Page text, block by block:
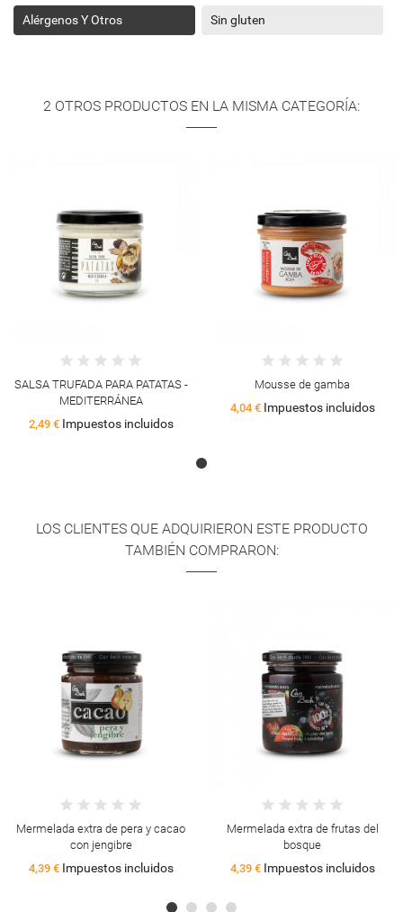
Alérgenos Y Otros Sin gluten
2 OTROS PRODUCTOS EN LA MISMA CATEGORÍA:
SALSA TRUFADA PARA PATATAS -
MEDITERRÁNEA
2,49 € Impuestos incluidos
Mousse de gamba
4,04 € Impuestos incluidos
LOS CLIENTES QUE ADQUIRIERON ESTE PRODUCTO
TAMBIÉN COMPRARON:
Mermelada extra de pera y cacao
con jengibre
4,39 € Impuestos incluidos
Mermelada extra de frutas del
bosque
4,39 € Impuestos incluidos